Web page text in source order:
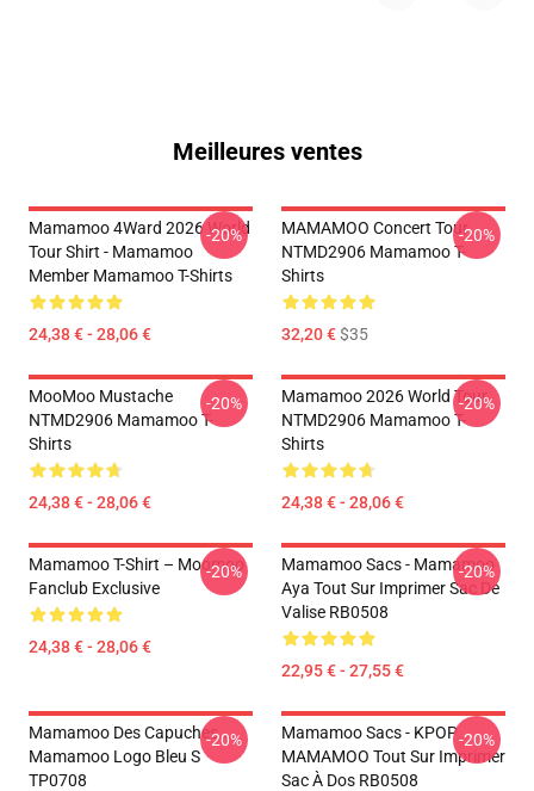
Meilleures ventes
Mamamoo 4Ward 2026 World
Tour Shirt - Mamamoo
Member Mamamoo T-Shirts
24,38 € - 28,06 €
-20%
MAMAMOO Concert Tour
NTMD2906 Mamamoo T-
Shirts
32,20 €$35
-20%
MooMoo Mustache
NTMD2906 Mamamoo T-
Shirts
24,38 € - 28,06 €
-20%
Mamamoo 2026 World Tour
NTMD2906 Mamamoo T-
Shirts
24,38 € - 28,06 €
-20%
Mamamoo T-Shirt – Moomoo
Fanclub Exclusive
24,38 € - 28,06 €
-20%
Mamamoo Sacs - Mamamoo
Aya Tout Sur Imprimer Sac De
Valise RB0508
22,95 € - 27,55 €
-20%
Mamamoo Des Capuches...
Mamamoo Logo Bleu S
TP0708
-20%
Mamamoo Sacs - KPOP
MAMAMOO Tout Sur Imprimer
Sac À Dos RB0508
-20%